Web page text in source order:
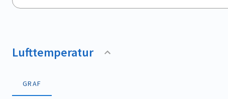
End of interactive chart.
Lufttemperatur
GRAF